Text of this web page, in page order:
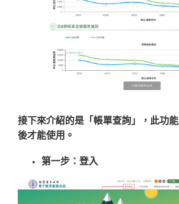
接下來介紹的是「帳單查詢」，此功
後才能使用。
第一步：登入